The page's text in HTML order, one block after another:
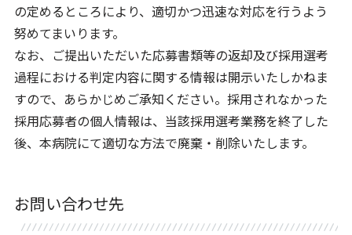
の定めるところにより、適切かつ迅速な対応を行うよう
努めてまいります。
なお、ご提出いただいた応募書類等の返却及び採用選考
過程における判定内容に関する情報は開示いたしかねま
すので、あらかじめご承知ください。採用されなかった
採用応募者の個人情報は、当該採用選考業務を終了した
後、本病院にて適切な方法で廃棄・削除いたします。
お問い合わせ先